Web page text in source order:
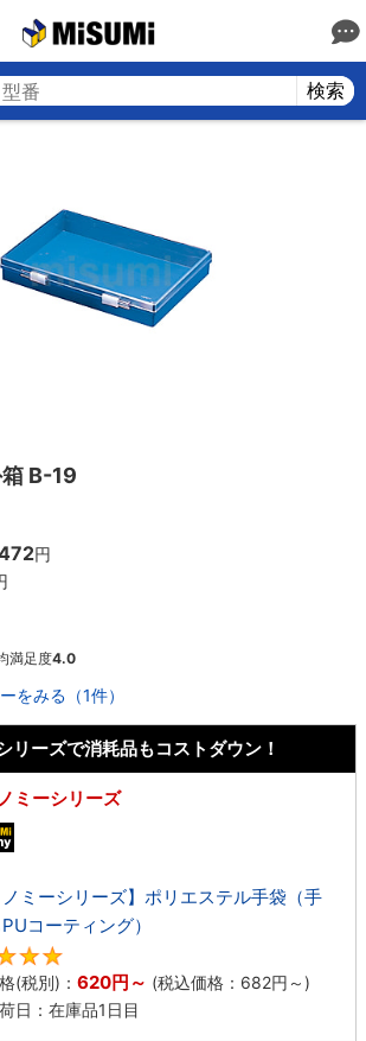
検索
B-19
円
満足度4.0
をみる（1件）
リーズで消耗品もコストダウン！
ミーシリーズ
ノミーシリーズ】ポリエステル手袋（手
コーティング）
(税別)： 620円 ～ (税込価格： 682円 ～)
日：在庫品1日目